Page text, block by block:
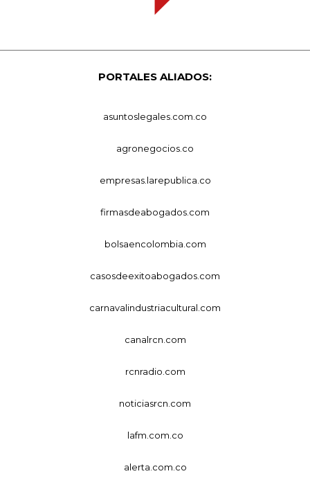
PORTALES ALIADOS:
asuntoslegales.com.co
agronegocios.co
empresas.larepublica.co
firmasdeabogados.com
bolsaencolombia.com
casosdeexitoabogados.com
carnavalindustriacultural.com
canalrcn.com
rcnradio.com
noticiasrcn.com
lafm.com.co
alerta.com.co